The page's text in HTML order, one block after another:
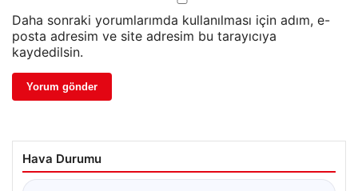
Daha sonraki yorumlarımda kullanılması için adım, e-
posta adresim ve site adresim bu tarayıcıya
kaydedilsin.
Hava Durumu